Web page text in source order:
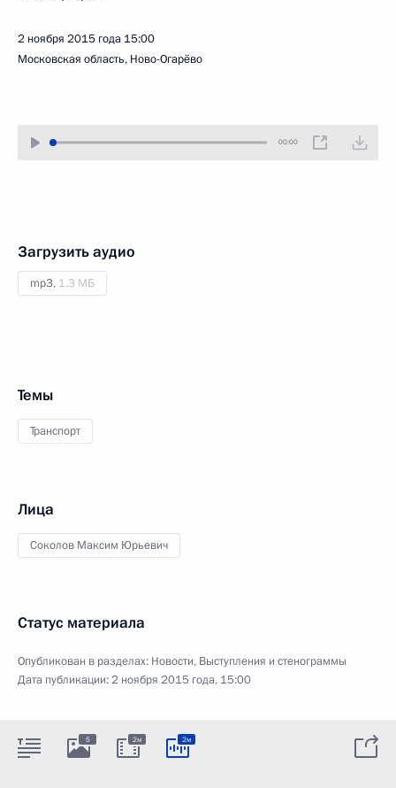
2 ноября 2015 года 15:00
Московская область, Ново-Огарёво
00:00
Загрузить аудио
mp3, 1.3 МБ
Темы
Транспорт
Лица
Соколов Максим Юрьевич
Статус материала
Опубликован в разделах: Новости, Выступления и стенограммы
Дата публикации:2 ноября 2015 года, 15:00
5 2м 2м